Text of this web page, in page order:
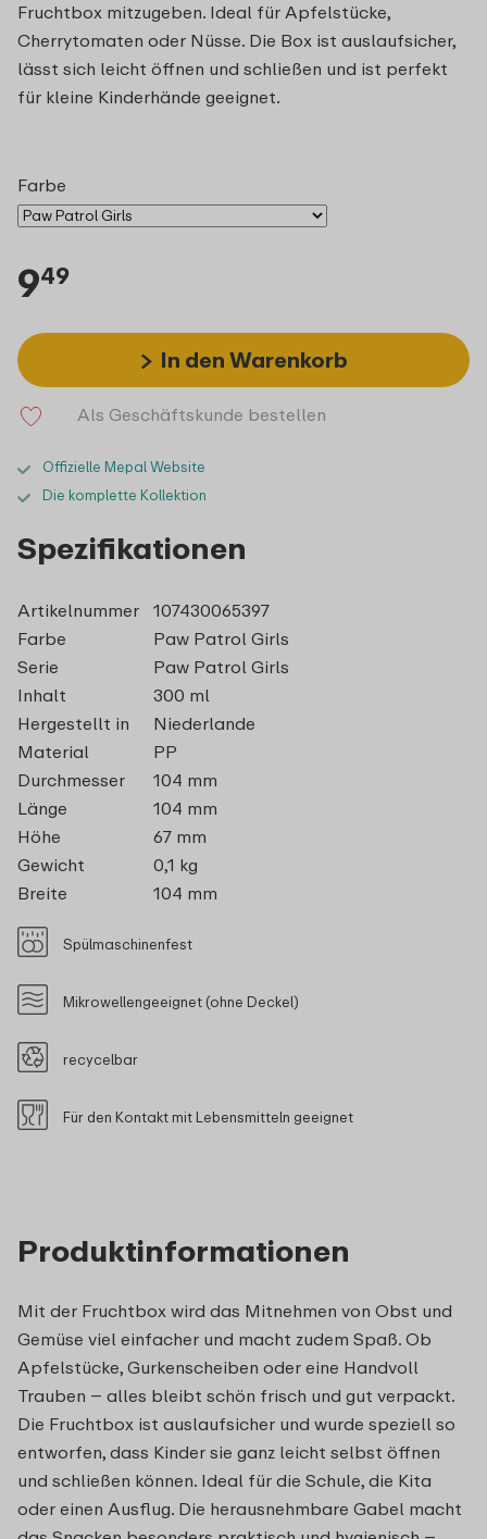
Fruchtbox mitzugeben. Ideal für Apfelstücke,
Cherrytomaten oder Nüsse. Die Box ist auslaufsicher,
lässt sich leicht öffnen und schließen und ist perfekt
für kleine Kinderhände geeignet.
Farbe
949
In den Warenkorb
Als Geschäftskunde bestellen
Offizielle Mepal Website
Die komplette Kollektion
Produktinformationen
Mit der Fruchtbox wird das Mitnehmen von Obst und
Gemüse viel einfacher und macht zudem Spaß. Ob
Apfelstücke, Gurkenscheiben oder eine Handvoll
Trauben – alles bleibt schön frisch und gut verpackt.
Die Fruchtbox ist auslaufsicher und wurde speziell so
entworfen, dass Kinder sie ganz leicht selbst öffnen
und schließen können. Ideal für die Schule, die Kita
oder einen Ausflug. Die herausnehmbare Gabel macht
Spezifikationen
Artikelnummer
107430065397
Farbe
Paw Patrol Girls
Serie
Paw Patrol Girls
Inhalt
300 ml
Hergestellt in
Niederlande
Material
PP
Durchmesser
104 mm
Länge
104 mm
Höhe
67 mm
Gewicht
0,1 kg
Breite
104 mm
Spülmaschinenfest
Mikrowellengeeignet (ohne Deckel)
recycelbar
Für den Kontakt mit Lebensmitteln geeignet